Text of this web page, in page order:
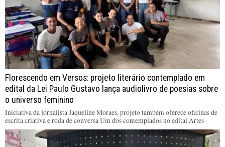
Florescendo em Versos: projeto literário contemplado em
edital da Lei Paulo Gustavo lança audiolivro de poesias sobre
o universo feminino
Iniciativa da jornalista Jaqueline Moraes, projeto também oferece oficinas de
escrita criativa e roda de conversa Um dos contemplados no edital Artes